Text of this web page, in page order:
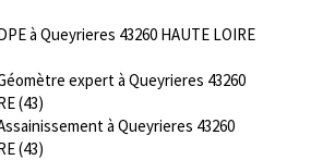
à Queyrieres 43260 HAUTE LOIRE
expert à Queyrieres 43260
(43)
à Queyrieres 43260
(43)